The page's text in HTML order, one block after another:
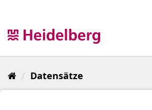
Datensätze